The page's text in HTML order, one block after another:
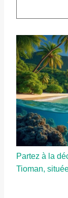
Partez à la
Tioman,